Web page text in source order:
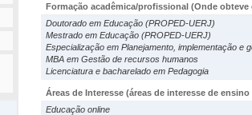
Formação acadêmica/profissional (Onde
Doutorado em Educação (PROPED-UERJ)
Mestrado em Educação (PROPED-UERJ)
Especialização em Planejamento, implementação e
MBA em Gestão de recursos humanos
Licenciatura e bacharelado em Pedagogia
Áreas de Interesse (áreas de interesse de ensino
Educação online